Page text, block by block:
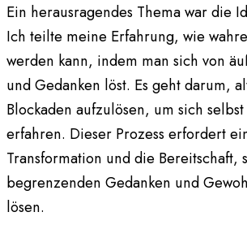
Ein herausragendes Thema war die
Ich teilte meine Erfahrung, wie
werden kann, indem man sich von
und Gedanken löst. Es geht darum,
Blockaden aufzulösen, um sich
erfahren. Dieser Prozess erfordert
Transformation und die Bereitschaft,
begrenzenden Gedanken und
lösen.